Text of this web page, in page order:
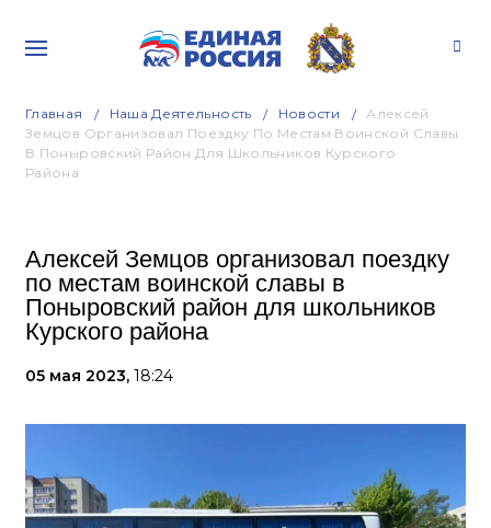
Главная Наша Деятельность Новости
Алексей
Земцов Организовал Поездку По Местам Воинской Славы
В Поныровский Район Для Школьников Курского
Района
Алексей Земцов организовал поездку
по местам воинской славы в
Поныровский район для школьников
Курского района
05 мая 2023, 18:24